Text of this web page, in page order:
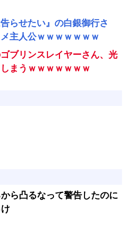
らせたい』の白銀御行さ
主人公ｗｗｗｗｗｗｗ
ブリンスレイヤーさん、光
まうｗｗｗｗｗｗｗ
ら凸るなって警告したのに